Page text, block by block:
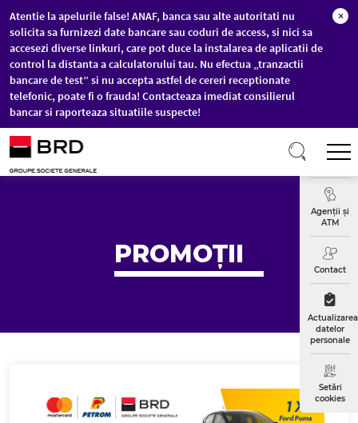
Sari la conținutul principal
Atentie la apelurile false! ANAF, banca sau alte autoritati nu
solicita sa furnizezi date bancare sau coduri de access, si nici sa
accesezi diverse linkuri, care pot duce la instalarea de aplicatii de
control la distanta a calculatorului tau. Nu efectua „tranzactii
bancare de test” si nu accepta astfel de cereri receptionate
telefonic, poate fi o frauda! Contacteaza imediat consilierul
bancar si raporteaza situatiile suspecte!
×
Curs
Agenții și
ATM
Contact
Actualizarea
datelor
personale
Setări
cookies
PROMOȚII